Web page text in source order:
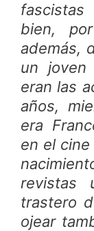
fascistas
bien,
además,
un
eran las
años,
era
en el
revistas
trastero
ojear